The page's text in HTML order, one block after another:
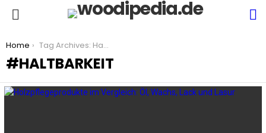
You are here:
Home Tag Archives: Haltbarkeit
HALTBARKEIT